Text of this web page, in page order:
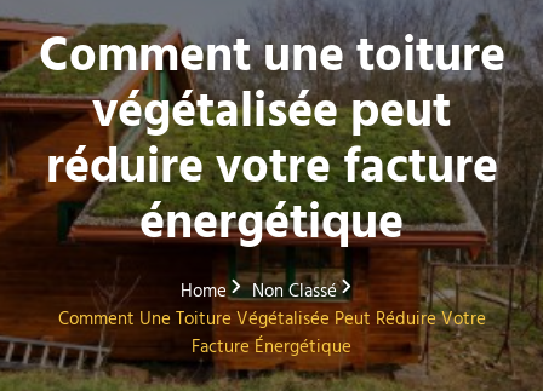
Comment une toiture
végétalisée peut
réduire votre facture
énergétique
Home
Non Classé
Comment Une Toiture Végétalisée Peut Réduire Votre
Facture Énergétique